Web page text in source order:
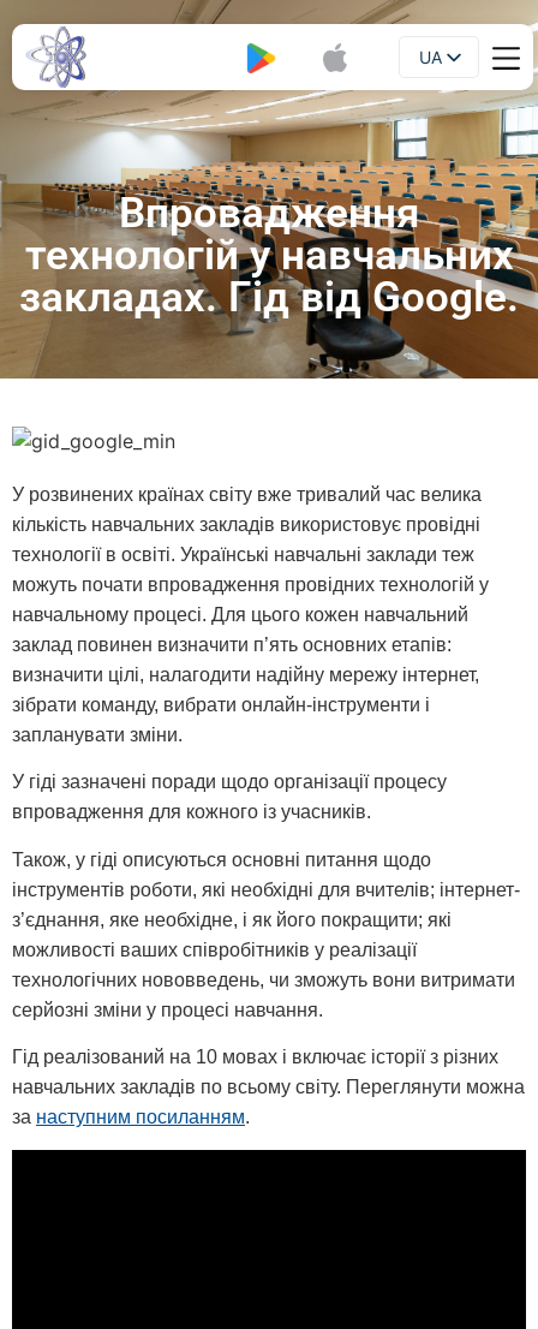
UA
EN
Впровадження
технологій у навчальних
закладах. Гід від Google.
У розвинених країнах світу вже тривалий час велика
кількість навчальних закладів використовує провідні
технології в освіті. Українські навчальні заклади теж
можуть почати впровадження провідних технологій у
навчальному процесі. Для цього кожен навчальний
заклад повинен визначити п’ять основних етапів:
визначити цілі, налагодити надійну мережу інтернет,
зібрати команду, вибрати онлайн-інструменти і
запланувати зміни.
У гіді зазначені поради щодо організації процесу
впровадження для кожного із учасників.
Також, у гіді описуються основні питання щодо
інструментів роботи, які необхідні для вчителів; інтернет-
з’єднання, яке необхідне, і як його покращити; які
можливості ваших співробітників у реалізації
технологічних нововведень, чи зможуть вони витримати
серйозні зміни у процесі навчання.
Гід реалізований на 10 мовах і включає історії з різних
навчальних закладів по всьому світу. Переглянути можна
за наступним посиланням.